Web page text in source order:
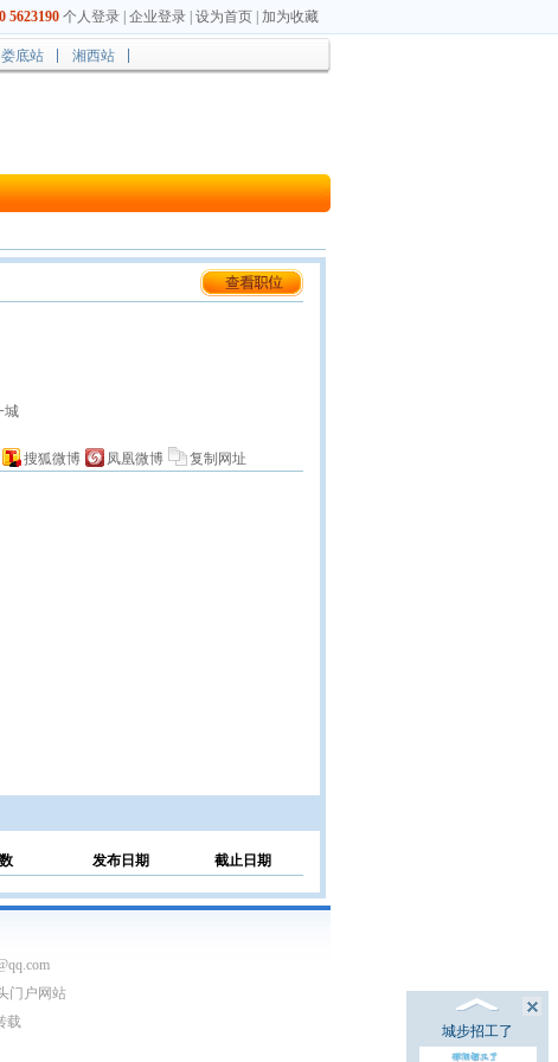
5623190 个人登录 企业登录 设为首页 加为收藏
娄底站 湘西站
城
搜狐微博 凤凰微博 复制网址
发布日期 截止日期
门户网站
载
城步招工了